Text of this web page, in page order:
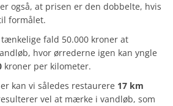
også, at prisen er den dobbelte, hvis
formålet.
fald 50.000 kroner at
hvor ørrederne igen kan yngle
kroner per kilometer.
kan vi således restaurere 17 km
vel at mærke i vandløb, som